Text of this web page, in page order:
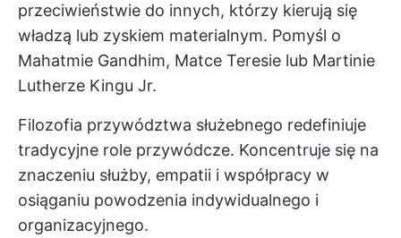
przeciwieństwie do innych, którzy kierują się
władzą lub zyskiem materialnym. Pomyśl o
Mahatmie Gandhim, Matce Teresie lub Martinie
Lutherze Kingu Jr.
Filozofia przywództwa służebnego redefiniuje
tradycyjne role przywódcze. Koncentruje się na
znaczeniu służby, empatii i współpracy w
osiąganiu powodzenia indywidualnego i
organizacyjnego.